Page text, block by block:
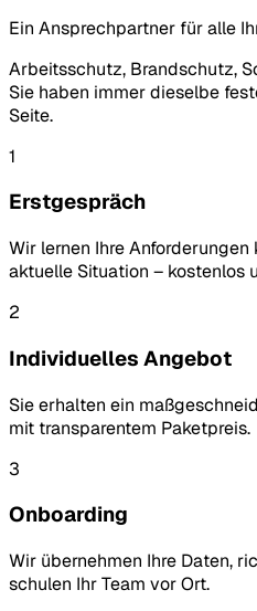
Ein Ansprechpartner für alle
Arbeitsschutz, Brandschutz,
Sie haben immer dieselbe
Seite.
1
Erstgespräch
Wir lernen Ihre
aktuelle Situation – kostenlos
2
Individuelles Angebot
Sie erhalten ein
mit transparentem Paketpreis.
3
Onboarding
Wir übernehmen Ihre Daten,
schulen Ihr Team vor Ort.